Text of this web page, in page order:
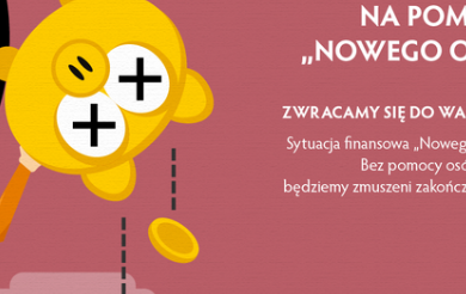
Mniej zmęczony pracownik jest
przebywanie w pracy sprzyja dyscyplinie
w godzinach pracy), mniej zestresowani
bywają różne: doświadczenia Szwedów
kilka lat cieszyli się krótszym tygodniem
nadrabiają brakujące roboczogodziny
eliminować korzyści w zakresie zdrowia
portalu Obserwator Finansowy, zestawił
rozmaite efekty takiej operacji: